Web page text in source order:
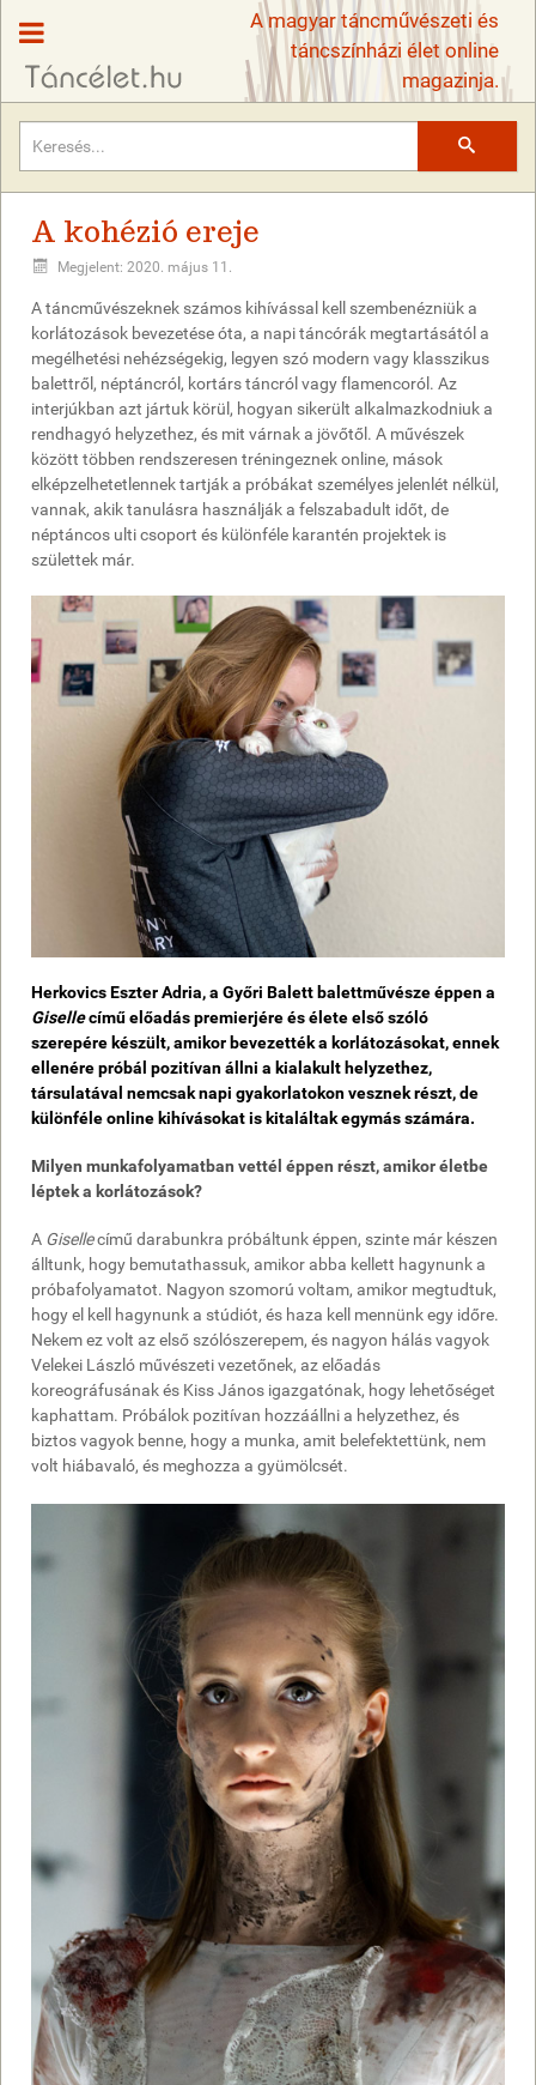
A magyar táncművészeti és
táncszínházi élet online
magazinja.
A kohézió ereje
Megjelent: 2020. május 11.
A táncművészeknek számos kihívással kell szembenézniük a
korlátozások bevezetése óta, a napi táncórák megtartásától a
megélhetési nehézségekig, legyen szó modern vagy klasszikus
balettről, néptáncról, kortárs táncról vagy flamencoról. Az
interjúkban azt jártuk körül, hogyan sikerült alkalmazkodniuk a
rendhagyó helyzethez, és mit várnak a jövőtől. A művészek
között többen rendszeresen tréningeznek online, mások
elképzelhetetlennek tartják a próbákat személyes jelenlét nélkül,
vannak, akik tanulásra használják a felszabadult időt, de
néptáncos ulti csoport és különféle karantén projektek is
születtek már.
Herkovics Eszter Adria, a Győri Balett balettművésze éppen a
Gisellecímű előadás premierjére és élete első szóló
szerepére készült, amikor bevezették a korlátozásokat, ennek
ellenére próbál pozitívan állni a kialakult helyzethez,
társulatával nemcsak napi gyakorlatokon vesznek részt, de
különféle online kihívásokat is kitaláltak egymás számára.
Milyen munkafolyamatban vettél éppen részt, amikor életbe
léptek a korlátozások?
A Gisellecímű darabunkra próbáltunk éppen, szinte már készen
álltunk, hogy bemutathassuk, amikor abba kellett hagynunk a
próbafolyamatot. Nagyon szomorú voltam, amikor megtudtuk,
hogy el kell hagynunk a stúdiót, és haza kell mennünk egy időre.
Nekem ez volt az első szólószerepem, és nagyon hálás vagyok
Velekei László művészeti vezetőnek, az előadás
koreográfusának és Kiss János igazgatónak, hogy lehetőséget
kaphattam. Próbálok pozitívan hozzáállni a helyzethez, és
biztos vagyok benne, hogy a munka, amit belefektettünk, nem
volt hiábavaló, és meghozza a gyümölcsét.